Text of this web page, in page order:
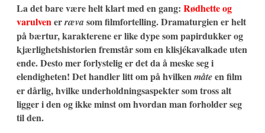
La det bare være helt klart med en gang: Rødhette og
varulvenerrævasom filmfortelling. Dramaturgien er helt
på bærtur, karakterene er like dype som papirdukker og
kjærlighetshistorien fremstår som en klisjékavalkade uten
ende. Desto mer forlystelig er det da å meske seg i
elendigheten! Det handler litt om på hvilkenmåteen film
er dårlig, hvilke underholdningsaspekter som tross alt
ligger i den og ikke minst om hvordan man forholder seg
til den.